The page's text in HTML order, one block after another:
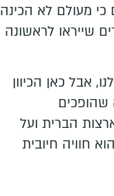
קישוטים כי מעולם לא הכינה
שייראו לראשונה
אבל כאן הכיוון
הברית ועל
חוויה חיובית